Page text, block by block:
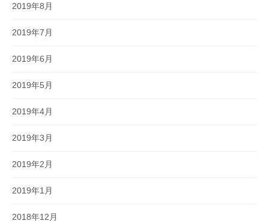
2019年8月
2019年7月
2019年6月
2019年5月
2019年4月
2019年3月
2019年2月
2019年1月
2018年12月